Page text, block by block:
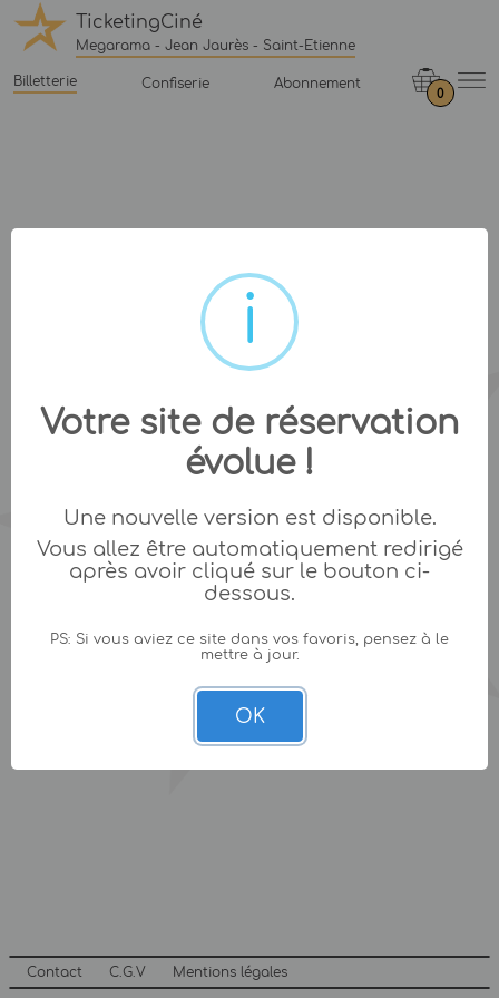
TicketingCiné
Megarama - Jean Jaurès - Saint-Etienne
Billetterie Confiserie Abonnement
0
Contact C.G.V Mentions légales
Votre site de réservation
évolue !
Une nouvelle version est disponible.
Vous allez être automatiquement redirigé
après avoir cliqué sur le bouton ci-
dessous.
PS: Si vous aviez ce site dans vos favoris, pensez à le
mettre à jour.
OK